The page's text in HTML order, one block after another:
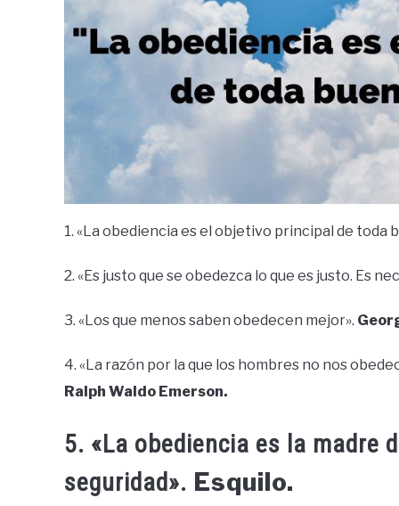
1. «La obediencia es el objetivo principal de toda
2. «Es justo que se obedezca lo que es justo. Es
3. «Los que menos saben obedecen mejor».
4. «La razón por la que los hombres no nos
Ralph Waldo Emerson.
5. «La obediencia es la madre
seguridad». Esquilo.